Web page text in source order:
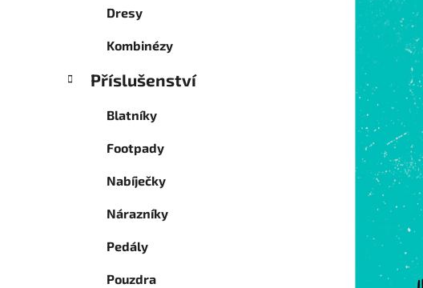
Dresy
Kombinézy
Příslušenství
Blatníky
Footpady
Nabíječky
Nárazníky
Pedály
Pouzdra